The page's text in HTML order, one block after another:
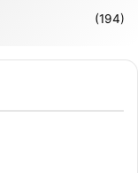
(194)